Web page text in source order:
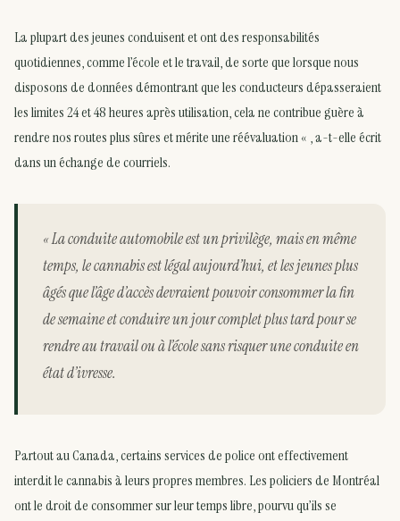
La plupart des jeunes conduisent et ont des responsabilités
quotidiennes, comme l’école et le travail, de sorte que lorsque nous
disposons de données démontrant que les conducteurs dépasseraient
les limites 24 et 48 heures après utilisation, cela ne contribue guère à
rendre nos routes plus sûres et mérite une réévaluation « , a-t-elle écrit
dans un échange de courriels.
« La conduite automobile est un privilège, mais en même
temps, le cannabis est légal aujourd’hui, et les jeunes plus
âgés que l’âge d’accès devraient pouvoir consommer la fin
de semaine et conduire un jour complet plus tard pour se
rendre au travail ou à l’école sans risquer une conduite en
état d’ivresse.
Partout au Canada, certains services de police ont effectivement
interdit le cannabis à leurs propres membres. Les policiers de Montréal
ont le droit de consommer sur leur temps libre, pourvu qu’ils se